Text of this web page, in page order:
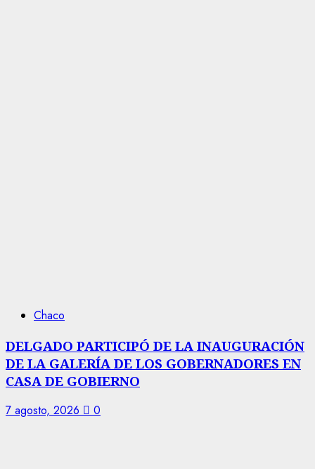
Chaco
DELGADO PARTICIPÓ DE LA INAUGURACIÓN
DE LA GALERÍA DE LOS GOBERNADORES EN
CASA DE GOBIERNO
7 agosto, 2026 0